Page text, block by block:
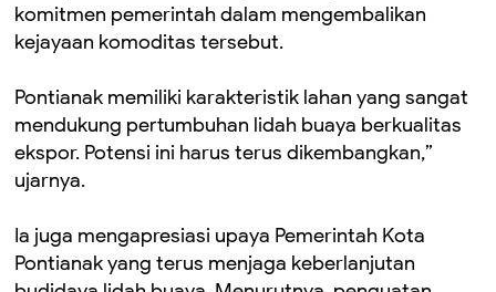
komitmen pemerintah dalam mengembalikan
kejayaan komoditas tersebut.
Pontianak memiliki karakteristik lahan yang sangat
mendukung pertumbuhan lidah buaya berkualitas
ekspor. Potensi ini harus terus dikembangkan,”
ujarnya.
Ia juga mengapresiasi upaya Pemerintah Kota
Pontianak yang terus menjaga keberlanjutan